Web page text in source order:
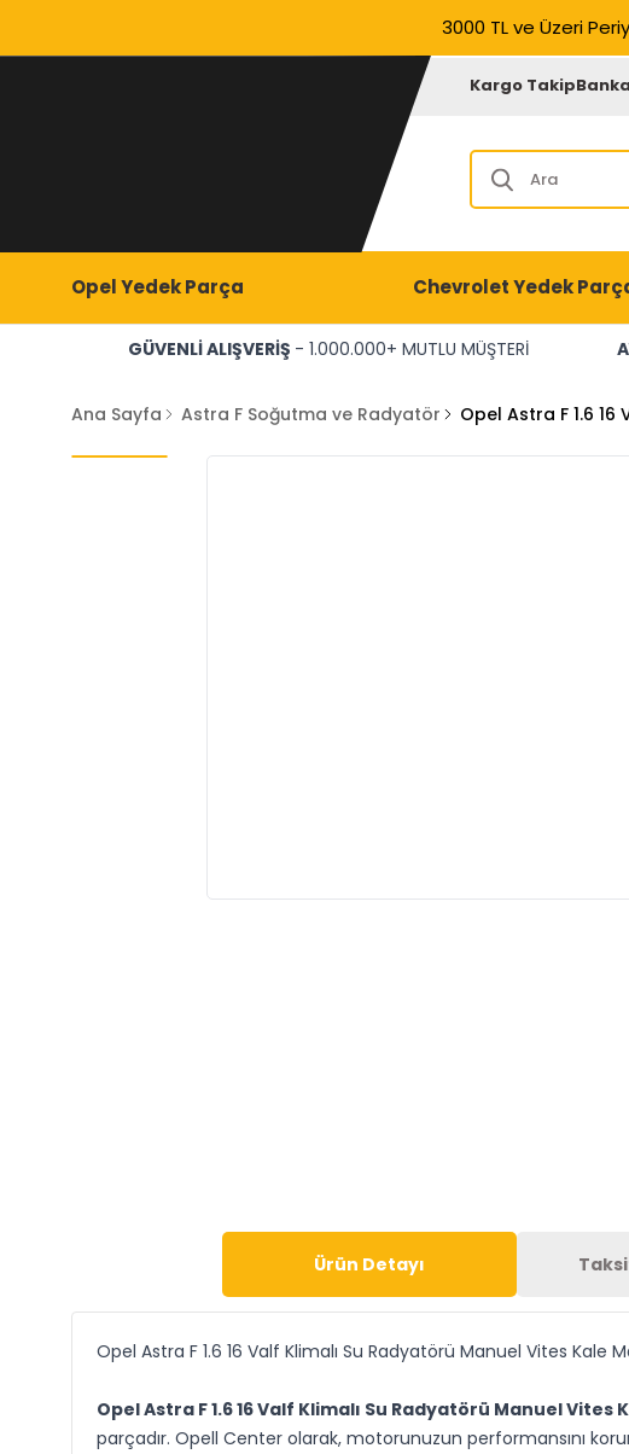
3000 TL ve Üzeri
Kargo Takip
Opel Yedek Parça Chevrolet Yedek
GÜVENLİ ALIŞVERİŞ - 1.000.000+ MUTLU MÜŞTERİ
Ana Sayfa Astra F Soğutma ve Radyatör Opel Astra F 1.6
Ürün Detayı
Opel Astra F 1.6 16 Valf Klimalı Su Radyatörü Manuel Vites Kale
Opel Astra F 1.6 16 Valf Klimalı Su Radyatörü Manuel Vites
parçadır. Opell Center olarak, motorunuzun performansını